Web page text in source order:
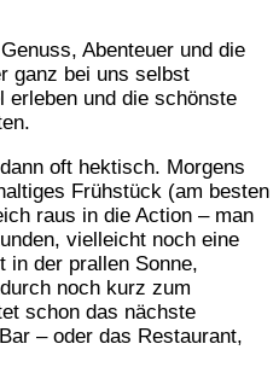
Abenteuer und die
ganz bei uns selbst
erleben und die schönste
oft hektisch. Morgens
Frühstück (am besten
raus in die Action – man
vielleicht noch eine
in der prallen Sonne,
noch kurz zum
schon das nächste
– oder das Restaurant,